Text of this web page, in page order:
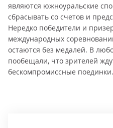
являются южноуральские
сбрасывать со счетов и
Нередко победители и
международных
остаются без медалей. В
пообещали, что зрителей
бескомпромиссные поединки.